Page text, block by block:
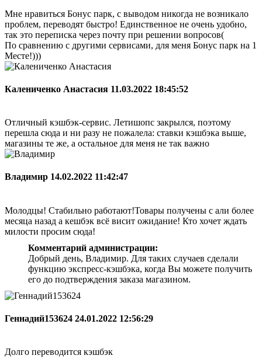
Мне нравиться Бонус парк, с выводом никогда не возникало
проблем, переводят быстро! Единственное не очень удобно,
так это переписка через почту при решении вопросов(
По сравнению с другими сервисами, для меня Бонус парк на 1
Месте!)))
Калениченко Анастасия 11.03.2022 18:45:52
Отличный кэшбэк-сервис. Летишопс закрылся, поэтому
перешла сюда и ни разу не пожалела: ставки кэшбэка выше,
магазины те же, а остальное для меня не так важно
Владимир 14.02.2022 11:42:47
Молодцы! Стабильно работают!Товары получены с али более
месяца назад а кешбэк всё висит ожидание! Кто хочет ждать
милости просим сюда!
Комментарий администрации:
Добрый день, Владимир. Для таких случаев сделали
функцию экспресс-кэшбэка, когда Вы можете получить
его до подтверждения заказа магазином.
Геннадий153624 24.01.2022 12:56:29
Долго переводится кэшбэк